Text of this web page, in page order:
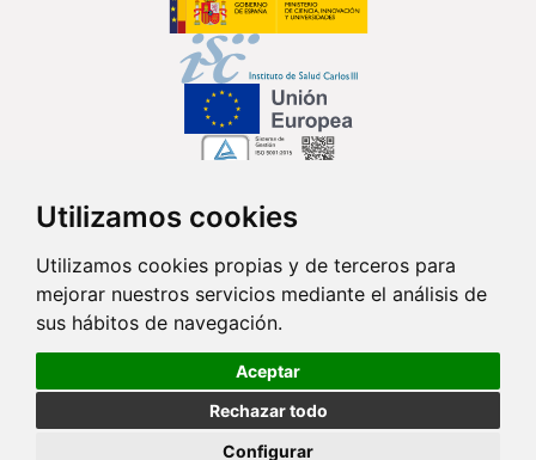
Utilizamos cookies
Utilizamos cookies propias y de terceros para
mejorar nuestros servicios mediante el análisis de
sus hábitos de navegación.
Aceptar
Rechazar todo
Configurar
Síguenos en...
Contacto
Av. Monforte de Lemos, 3-5. Pabellón 11. Planta 0 28029 Madrid
info@ciberisciii.es
Política de Privacidad